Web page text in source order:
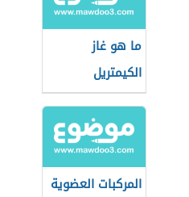
ما هو غاز
الكيمتريل
المركبات العضوية